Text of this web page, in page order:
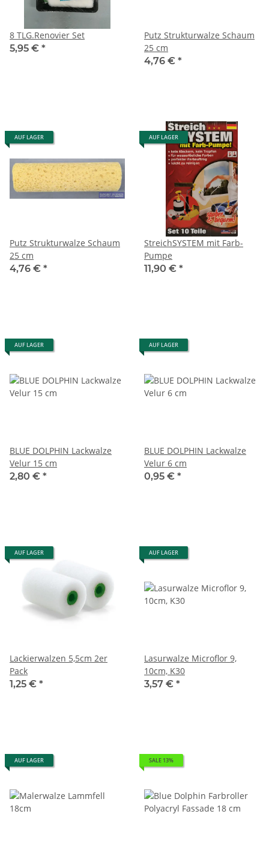
8 TLG.Renovier Set
5,95 € *
Putz Strukturwalze Schaum
25 cm
4,76 € *
AUF LAGER
Putz Strukturwalze Schaum
25 cm
4,76 € *
AUF LAGER
StreichSYSTEM mit Farb-
Pumpe
11,90 € *
AUF LAGER
BLUE DOLPHIN Lackwalze
Velur 15 cm
2,80 € *
AUF LAGER
BLUE DOLPHIN Lackwalze
Velur 6 cm
0,95 € *
AUF LAGER
Lackierwalzen 5,5cm 2er
Pack
1,25 € *
AUF LAGER
Lasurwalze Microflor 9,
10cm, K30
3,57 € *
AUF LAGER SALE 13%